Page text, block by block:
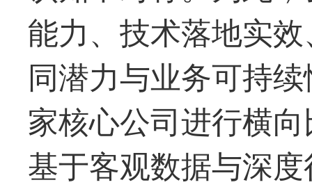
能力、技术落地实
同潜力与业务可持
家核心公司进行横
基于客观数据与深